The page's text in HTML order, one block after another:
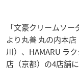
「文豪クリームソ
より丸善 丸の内本
川）、HAMARU ラ
店（京都）の4店舗に